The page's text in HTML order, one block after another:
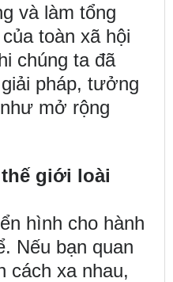
và làm tổng
toàn xã hội
chúng ta đã
pháp, tưởng
mở rộng
giới loài
hình cho hành
Nếu bạn quan
cách xa nhau,